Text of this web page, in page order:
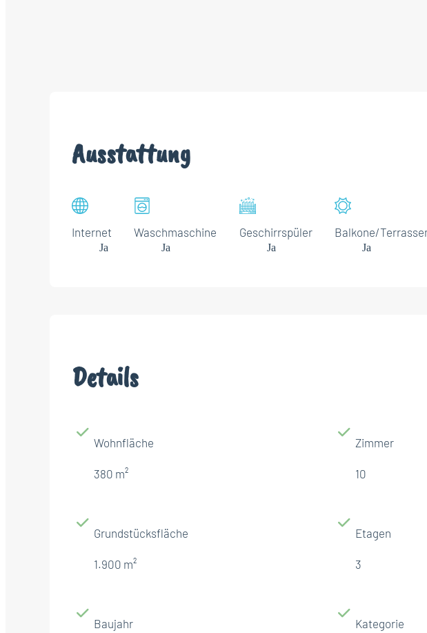
Ausstattung
Internet
Ja
Waschmaschine
Ja
Geschirrspüler
Ja
Balkone/
Ja
Details
Wohnfläche
380 m²
Zimmer
10
Grundstücksfläche
1.900 m²
Etagen
3
Baujahr Kategorie